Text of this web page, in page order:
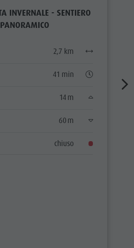
INVERNALE - SENTIERO
PANORAMICO
2,7 km
41 min
14 m
60 m
chiuso